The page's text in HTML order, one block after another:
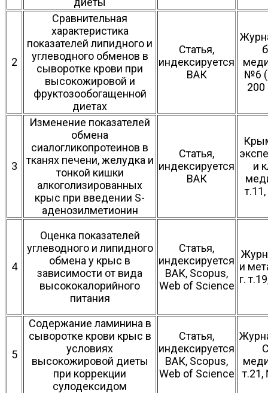
2
Сравнительная
характеристика
показателей липидного и
углеводного обменов в
сыворотке крови при
высокожировой и
фруктозообогащенной
диетах
Статья,
индексируется
ВАК
№6
200
3
Изменение показателей
обмена
сиалогликопротеинов в
тканях печени, желудка и
тонкой кишки
алкоголизированных
крыс при введении S-
аденозилметионин
Статья,
индексируется
ВАК
и
4
Оценка показателей
углеводного и липидного
обмена у крыс в
зависимости от вида
высококалорийного
питания
Статья,
индексируется
ВАК, Scopus,
Web of Science
и
г.
5
Содержание ламинина в
сыворотке крови крыс в
условиях
высокожировой диеты
при коррекции
сулодексидом
Статья,
индексируется
ВАК, Scopus,
Web of Science